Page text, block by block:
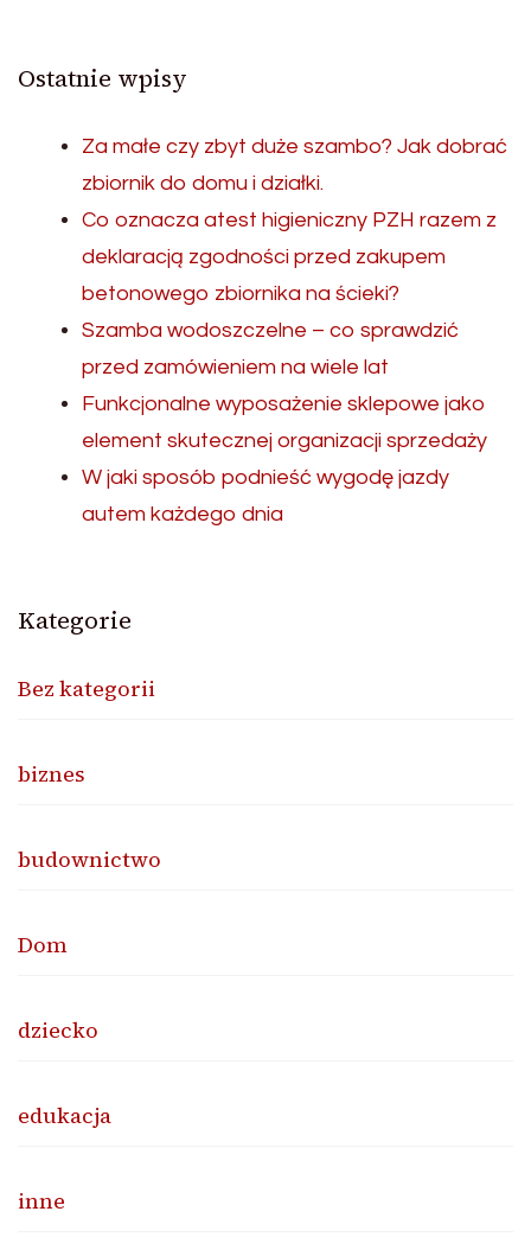
Ostatnie wpisy
Za małe czy zbyt duże szambo? Jak dobrać
zbiornik do domu i działki.
Co oznacza atest higieniczny PZH razem z
deklaracją zgodności przed zakupem
betonowego zbiornika na ścieki?
Szamba wodoszczelne – co sprawdzić
przed zamówieniem na wiele lat
Funkcjonalne wyposażenie sklepowe jako
element skutecznej organizacji sprzedaży
W jaki sposób podnieść wygodę jazdy
autem każdego dnia
Kategorie
Bez kategorii
biznes
budownictwo
Dom
dziecko
edukacja
inne